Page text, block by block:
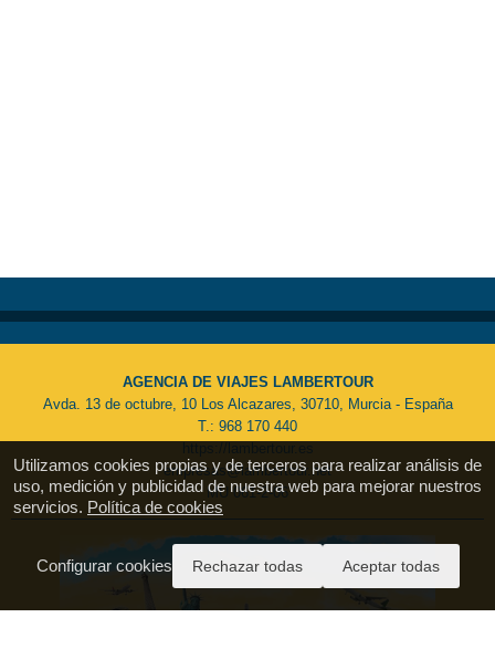
Utilizamos cookies propias y de terceros para realizar análisis de
uso, medición y publicidad de nuestra web para mejorar nuestros
servicios. Política de cookies
Configurar cookies Rechazar todas Aceptar todas
AGENCIA DE VIAJES LAMBERTOUR
Avda. 13 de octubre, 10 Los Alcazares, 30710, Murcia - España
T.: 968 170 440
https://lambertour.es
empresas@lambertour.net
MU 061-2-06